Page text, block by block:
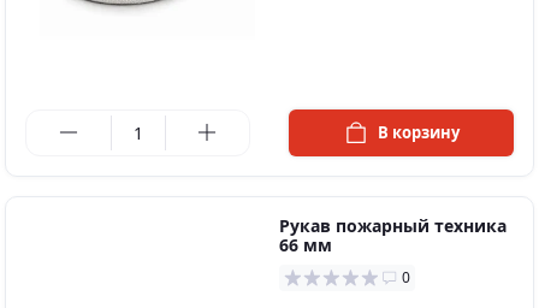
В корзину
Рукав пожарный техника
66 мм
0